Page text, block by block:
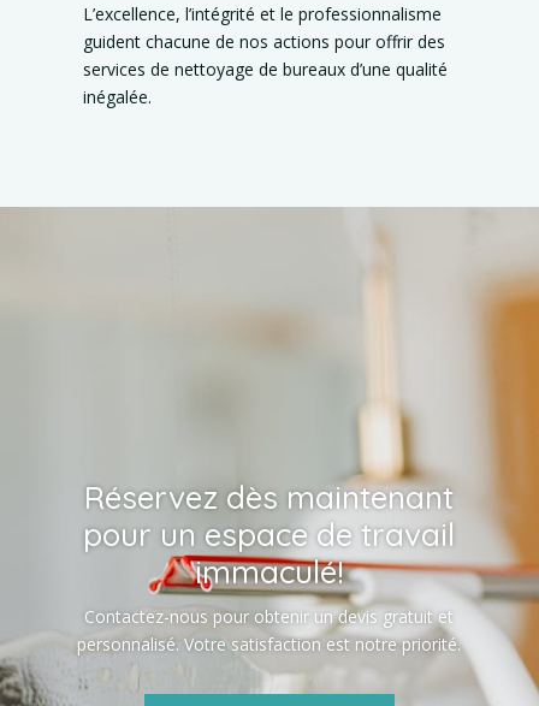
L’excellence, l’intégrité et le professionnalisme
guident chacune de nos actions pour offrir des
services de nettoyage de bureaux d’une qualité
inégalée.
Réservez dès maintenant
pour un espace de travail
immaculé!
Contactez-nous pour obtenir un devis gratuit et
personnalisé. Votre satisfaction est notre priorité.